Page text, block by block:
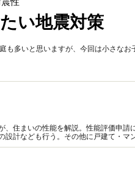
い地震対策
多いと思いますが、今回は小さなお
、住まいの性能を解説。性能評価申請
設計なども行う。その他に戸建て・マ